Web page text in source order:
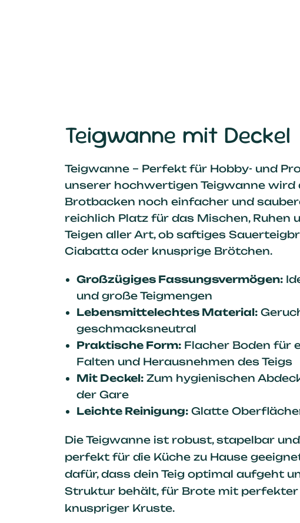
Teigwanne mit Deckel
Teigwanne – Perfekt für Hobby- und
unserer hochwertigen Teigwanne wird
Brotbacken noch einfacher und
reichlich Platz für das Mischen, Ruhen
Teigen aller Art, ob saftiges
Ciabatta oder knusprige Brötchen.
Großzügiges Fassungsvermögen:
und große Teigmengen
Lebensmittelechtes Material:
geschmacksneutral
Praktische Form: Flacher Boden für
Falten und Herausnehmen des Teigs
Mit Deckel: Zum hygienischen
der Gare
Leichte Reinigung: Glatte
Die Teigwanne ist robust, stapelbar
perfekt für die Küche zu Hause
dafür, dass dein Teig optimal aufgeht
Struktur behält, für Brote mit perfekter
knuspriger Kruste.